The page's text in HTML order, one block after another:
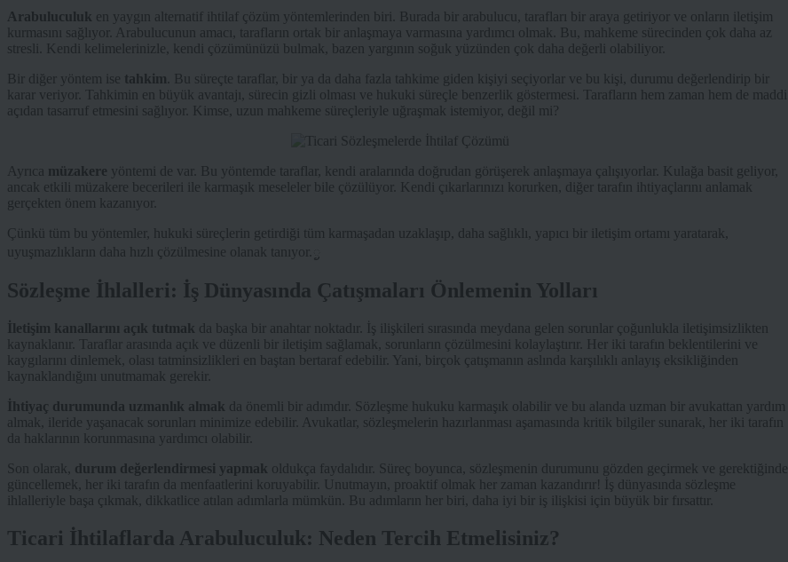
Arabuluculuk en yaygın alternatif ihtilaf çözüm yöntemlerinden biri. Burada bir arabulucu, tarafları bir araya getiriyor ve onların iletişim
kurmasını sağlıyor. Arabulucunun amacı, tarafların ortak bir anlaşmaya varmasına yardımcı olmak. Bu, mahkeme sürecinden çok daha az
stresli. Kendi kelimelerinizle, kendi çözümünüzü bulmak, bazen yargının soğuk yüzünden çok daha değerli olabiliyor.
Bir diğer yöntem ise tahkim . Bu süreçte taraflar, bir ya da daha fazla tahkime giden kişiyi seçiyorlar ve bu kişi, durumu değerlendirip bir
karar veriyor. Tahkimin en büyük avantajı, sürecin gizli olması ve hukuki süreçle benzerlik göstermesi. Tarafların hem zaman hem de maddi
açıdan tasarruf etmesini sağlıyor. Kimse, uzun mahkeme süreçleriyle uğraşmak istemiyor, değil mi?
Ayrıca müzakere yöntemi de var. Bu yöntemde taraflar, kendi aralarında doğrudan görüşerek anlaşmaya çalışıyorlar. Kulağa basit geliyor,
ancak etkili müzakere becerileri ile karmaşık meseleler bile çözülüyor. Kendi çıkarlarınızı korurken, diğer tarafın ihtiyaçlarını anlamak
gerçekten önem kazanıyor.
Çünkü tüm bu yöntemler, hukuki süreçlerin getirdiği tüm karmaşadan uzaklaşıp, daha sağlıklı, yapıcı bir iletişim ortamı yaratarak,
uyuşmazlıkların daha hızlı çözülmesine olanak tanıyor.្ង
Sözleşme İhlalleri: İş Dünyasında Çatışmaları Önlemenin Yolları
İletişim kanallarını açık tutmak da başka bir anahtar noktadır. İş ilişkileri sırasında meydana gelen sorunlar çoğunlukla iletişimsizlikten
kaynaklanır. Taraflar arasında açık ve düzenli bir iletişim sağlamak, sorunların çözülmesini kolaylaştırır. Her iki tarafın beklentilerini ve
kaygılarını dinlemek, olası tatminsizlikleri en baştan bertaraf edebilir. Yani, birçok çatışmanın aslında karşılıklı anlayış eksikliğinden
kaynaklandığını unutmamak gerekir.
İhtiyaç durumunda uzmanlık almak da önemli bir adımdır. Sözleşme hukuku karmaşık olabilir ve bu alanda uzman bir avukattan yardım
almak, ileride yaşanacak sorunları minimize edebilir. Avukatlar, sözleşmelerin hazırlanması aşamasında kritik bilgiler sunarak, her iki tarafın
da haklarının korunmasına yardımcı olabilir.
Son olarak, durum değerlendirmesi yapmak oldukça faydalıdır. Süreç boyunca, sözleşmenin durumunu gözden geçirmek ve gerektiğinde
güncellemek, her iki tarafın da menfaatlerini koruyabilir. Unutmayın, proaktif olmak her zaman kazandırır! İş dünyasında sözleşme
ihlalleriyle başa çıkmak, dikkatlice atılan adımlarla mümkün. Bu adımların her biri, daha iyi bir iş ilişkisi için büyük bir fırsattır.
Ticari İhtilaflarda Arabuluculuk: Neden Tercih Etmelisiniz?